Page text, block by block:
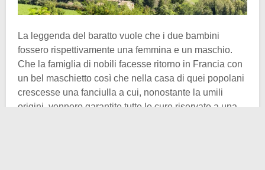
La leggenda del baratto vuole che i due bambini
fossero rispettivamente una femmina e un maschio.
Che la famiglia di nobili facesse ritorno in Francia con
un bel maschietto così che nella casa di quei popolani
crescesse una fanciulla a cui, nonostante la umili
origini, vennero garantite tutte le cure riservate a una